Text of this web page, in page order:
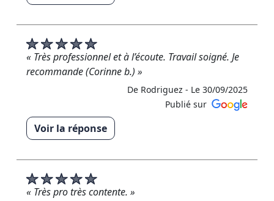
de réaliser vos travaux Votre satisfaction et notre
meilleur récompense Rudy RM Rénovation ? »
De RM RENOVATION - Le 06/10/2025
« Très professionnel et à l’écoute. Travail soigné. Je
recommande (Corinne b.) »
De Rodriguez - Le 30/09/2025
Publié sur
Voir la réponse
positif. Au plaisir de vous être à nouveau utile.
Cordialement Toutes l’équipe de RM Rénovation »
De RM RENOVATION - Le 30/09/2025
« Très pro très contente. »